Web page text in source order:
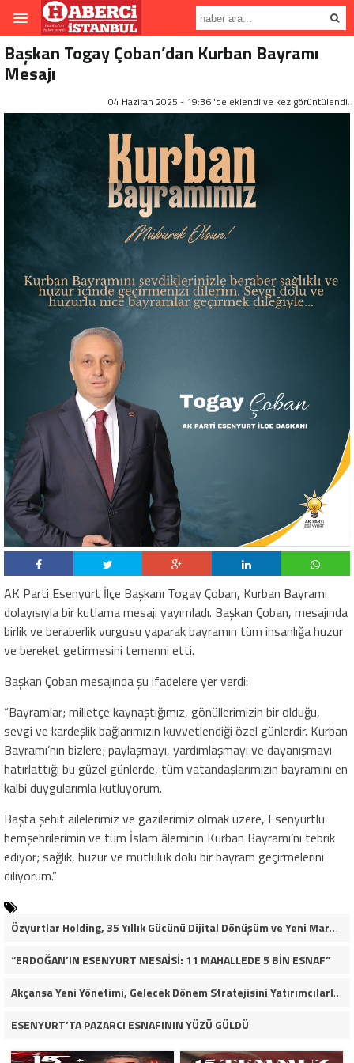
Başkan Togay Çoban’dan Kurban Bayramı
Mesajı
04 Haziran 2025 - 19:36 'de eklendi ve kez görüntülendi.
AK Parti Esenyurt İlçe Başkanı Togay Çoban, Kurban Bayramı
dolayısıyla bir kutlama mesajı yayımladı. Başkan Çoban, mesajında
birlik ve beraberlik vurgusu yaparak bayramın tüm insanlığa huzur
ve bereket getirmesini temenni etti.
Başkan Çoban mesajında şu ifadelere yer verdi:
“Bayramlar; milletçe kaynaştığımız, gönüllerimizin bir olduğu,
sevgi ve kardeşlik bağlarımızın kuvvetlendiği özel günlerdir. Kurban
Bayramı’nın bizlere; paylaşmayı, yardımlaşmayı ve dayanışmayı
hatırlattığı bu güzel günlerde, tüm vatandaşlarımızın bayramını en
kalbi duygularımla kutluyorum.
Başta şehit ailelerimiz ve gazilerimiz olmak üzere, Esenyurtlu
hemşehrilerimin ve tüm İslam âleminin Kurban Bayramı’nı tebrik
ediyor; sağlık, huzur ve mutluluk dolu bir bayram geçirmelerini
diliyorum.”
Özyurtlar Holding, 35 Yıllık Gücünü Dijital Dönüşüm ve Yeni Marka Stratejisiyle Geleceğe Taşıyor
“ERDOĞAN’IN ESENYURT MESAİSİ: 11 MAHALLEDE 5 BİN ESNAF”
Akçansa Yeni Yönetimi, Gelecek Dönem Stratejisini Yatırımcılarla Paylaştı
ESENYURT’TA PAZARCI ESNAFININ YÜZÜ GÜLDÜ